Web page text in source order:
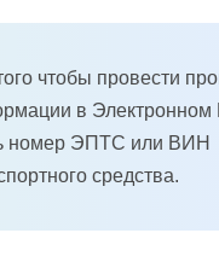
чтобы провести
в
номер ЭПТС или ВИН
средства.